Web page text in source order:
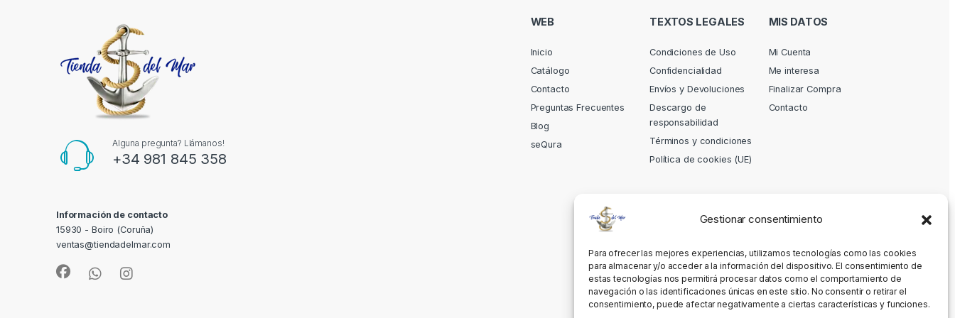
Gestionar consentimiento
Para ofrecer las mejores experiencias, utilizamos tecnologías como las cookies
para almacenar y/o acceder a la información del dispositivo. El consentimiento de
estas tecnologías nos permitirá procesar datos como el comportamiento de
navegación o las identificaciones únicas en este sitio. No consentir o retirar el
consentimiento, puede afectar negativamente a ciertas características y funciones.
Alguna pregunta? Llámanos!
+34 981 845 358
Información de contacto
15930 - Boiro (Coruña)
ventas@tiendadelmar.com
WEB
Inicio
Catálogo
Contacto
Preguntas Frecuentes
Blog
seQura
TEXTOS LEGALES
Condiciones de Uso
Confidencialidad
Envíos y Devoluciones
Descargo de
responsabilidad
Términos y condiciones
Política de cookies (UE)
MIS DATOS
Mi Cuenta
Me interesa
Finalizar Compra
Contacto